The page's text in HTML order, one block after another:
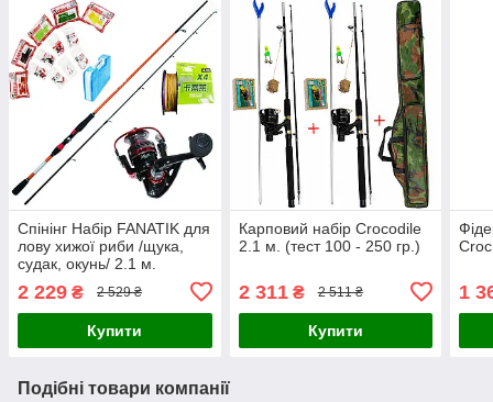
Спінінг Набір FANATIK для
лову хижої риби /щука,
судак, окунь/ 2.1 м.
2 229 ₴ 2 529 ₴
Купити
Карповий набір Crocodile
2.1 м. (тест 100 - 250 гр.)
2 311₴ 2 511 ₴
Купити
1
Подібні товари компанії